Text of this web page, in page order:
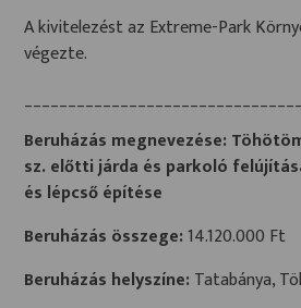
A kivitelezést az Extreme-Park
végezte.
Beruházás megnevezése:
sz. előtti járda és parkoló
és lépcső építése
Beruházás összege:14.120.000 Ft
Beruházás helyszíne: Tatabánya,